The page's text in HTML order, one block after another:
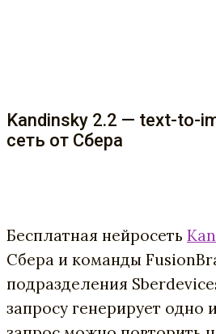
Kandinsky 2.2 — text-to-
сеть от Cбера
Бесплатная нейросеть
Сбера и команды
подразделения
запросу генерирует одно